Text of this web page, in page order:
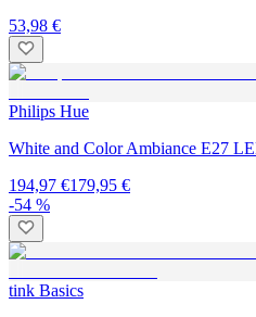
53,98 €
Philips Hue
White and Color Ambiance E27
194,97 €179,95 €
-54 %
tink Basics